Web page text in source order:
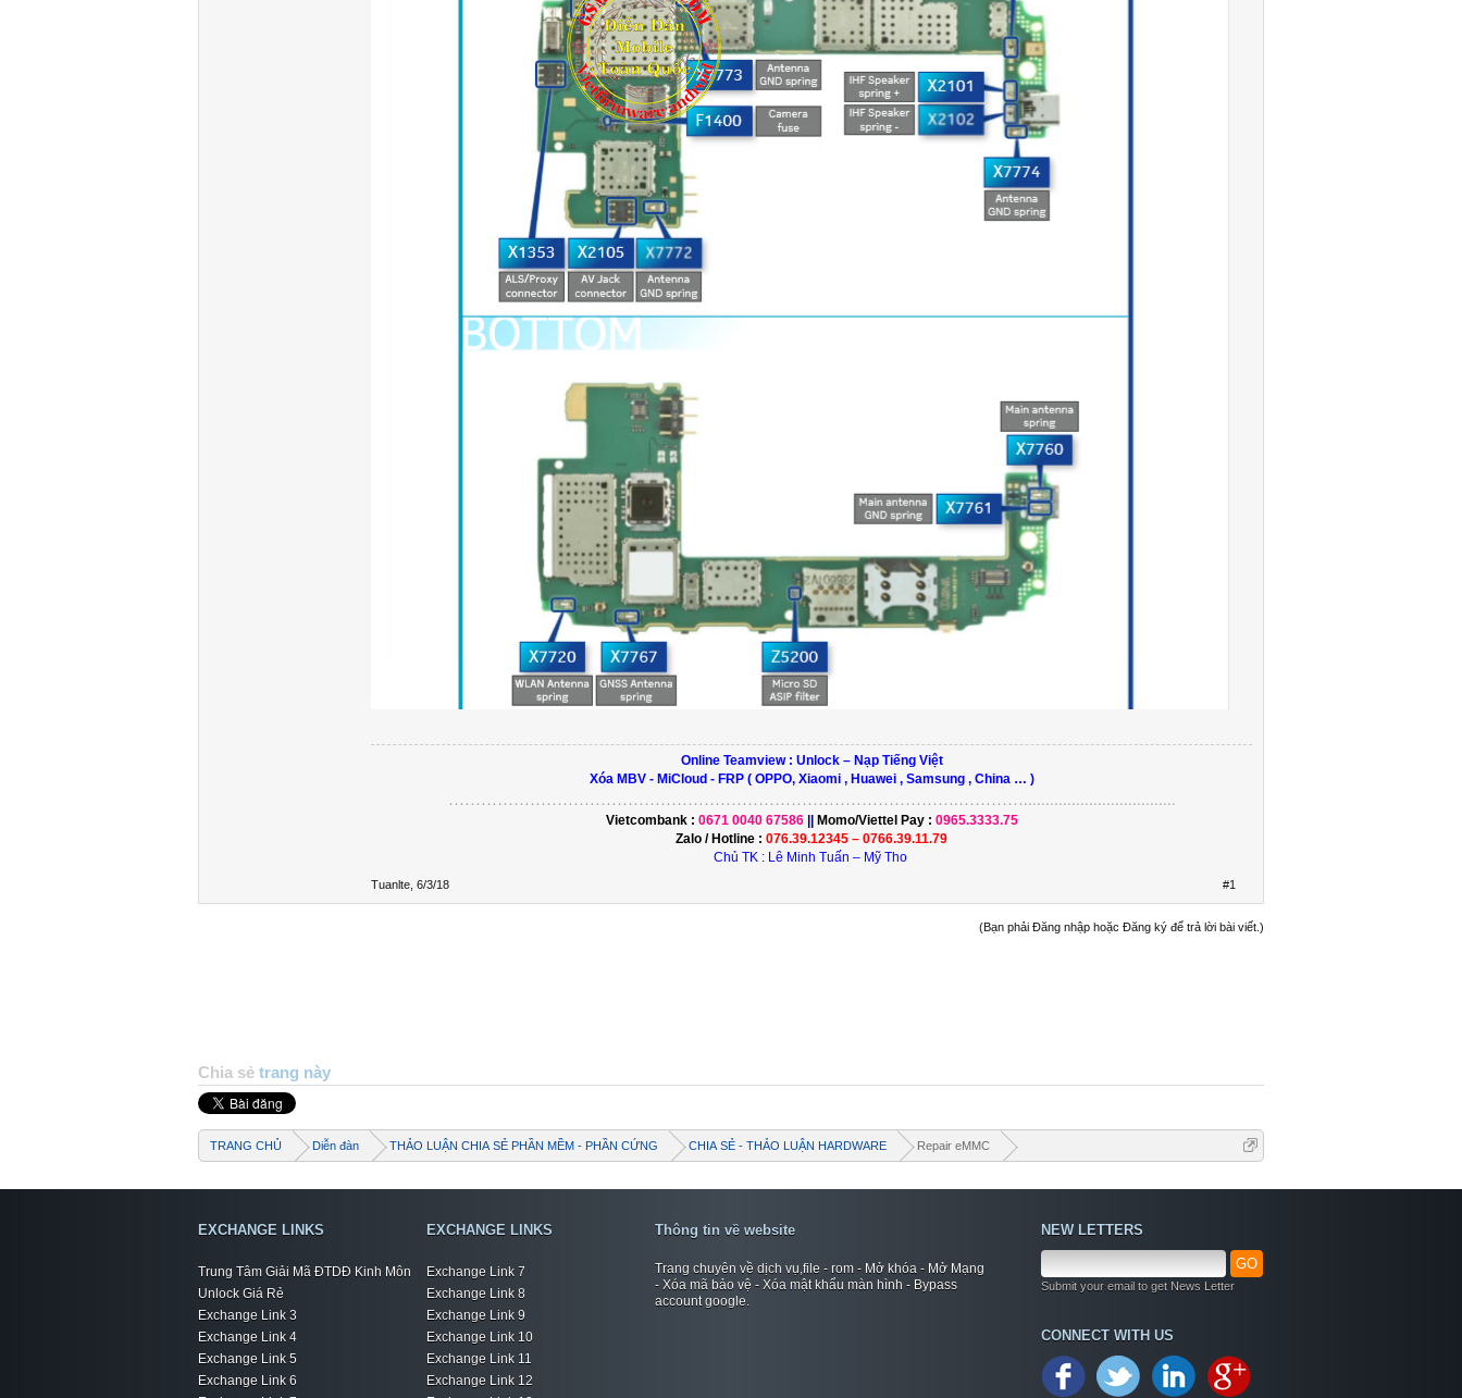
+ Chào mừng bạn đến với diễn đàn thông tin
dịch vụ Việt Nam
+ Chúng tôi có tất cả các dịch vụ Online từ xa
Online Teamview : Unlock – Nạp Tiếng Việt
Xóa MBV - MiCloud - FRP ( OPPO, Xiaomi , Huawei , Samsung , China … )
………………………………………………………………………………….…………...................................
Vietcombank : 0671 0040 67586 Momo/Viettel Pay : 0965.3333.75
Zalo / Hotline : 076.39.12345 – 0766.39.11.79
Chủ TK : Lê Minh Tuấn – Mỹ Tho
Tuanlte 6/3/18 #1
(Bạn phải Đăng nhập hoặc Đăng ký để trả lời bài viết.)
Chia sẻ trang này
TRANG CHỦ Diễn đàn THẢO LUẬN CHIA SẺ PHẦN MỀM - PHẦN CỨNG CHIA SẺ - THẢO LUẬN HARDWARE Repair eMMC
EXCHANGE LINKS
Trung Tâm Giải Mã ĐTDĐ Kinh Môn
Unlock Giá Rẻ
Exchange Link 3
Exchange Link 4
Exchange Link 5
Exchange Link 6
EXCHANGE LINKS
Exchange Link 7
Exchange Link 8
Exchange Link 9
Exchange Link 10
Exchange Link 11
Exchange Link 12
Thông tin về website
Trang chuyên về dịch vụ,file - rom - Mở khóa - Mở Mạng
- Xóa mã bảo vệ - Xóa mật khẩu màn hình - Bypass
account google.
NEW LETTERS
GO
Submit your email to get News Letter
CONNECT WITH US